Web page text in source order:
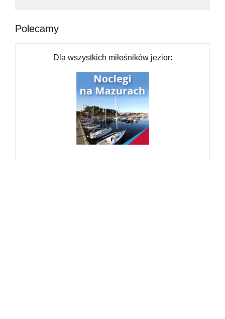
Polecamy
Dla wszystkich miłośników jezior: